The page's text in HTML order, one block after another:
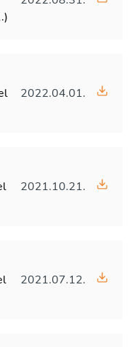
2022.04.01.
2021.10.21.
2021.07.12.